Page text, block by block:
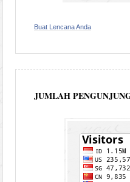
Buat Lencana Anda
JUMLAH